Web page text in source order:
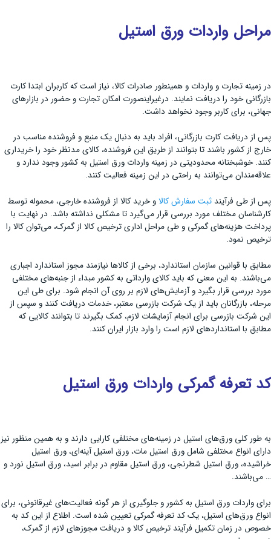
مراحل واردات ورق استیل
در زمینه تجارت و واردات و همینطور صادرات کالا، نیاز است که کاربران ابتدا کارت
بازرگانی خود را دریافت نمایند. درغیراینصورت امکان تجارت و حضور در بازارهای
جهانی، برای کاربر وجود نخواهد داشت.
پس از دریافت کارت بازرگانی، افراد باید به دنبال یک منبع و فروشنده مناسب در
خارج از کشور باشند تا بتوانند از طریق این فروشنده، کالای مدنظر خود را خریداری
کنند. خوشبختانه محدودیتی در زمینه واردات ورق استیل به کشور وجود ندارد و
علاقه‌مندان می‌توانند به راحتی در این زمینه فعالیت کنند.
پس از طی فرآیند ثبت سفارش کالاو خرید کالا از فروشنده خارجی، محموله توسط
کارشناسان مختلف مورد بررسی قرار می‌گیرد تا مشکلی نداشته باشد. در نهایت با
پرداخت هزینه‌های گمرکی و طی مراحل اداری ترخیص کالا از گمرک، می‌توان کالا را
ترخیص نمود.
مطابق با قوانین سازمان استاندارد، برخی از کالاها نیازمند مجوز استاندارد اجباری
می‌باشند. به این معنی که باید کالای وارداتی به کشور مبداء از جنبه‌های مختلفی
مورد بررسی قرار بگیرد و آزمایش‌های لازم بر روی آن انجام شود. برای طی این
مرحله، بازرگانان باید از یک شرکت بازرسی معتبر، خدمات دریافت کنند و سپس از
این شرکت بازرسی برای انجام آزمایشات لازم، کمک بگیرند تا بتوانند کالایی که
مطابق با استانداردهای لازم است را وارد بازار ایران کنند.
کد تعرفه گمرکی واردات ورق استیل
به طور کلی ورق‌های استیل در زمینه‌های مختلفی کارایی دارند و به همین منظور نیز
دارای انواع مختلفی شامل ورق استیل مات، ورق استیل آینه‌ای، ورق استیل
خراشیده، ورق استیل شطرنجی، ورق استیل مقاوم در برابر اسید، ورق استیل نورد و
… می‌باشند.
برای واردات ورق استیل به کشور و جلوگیری از هر گونه فعالیت‌های غیرقانونی، برای
انواع ورق‌های استیل، یک کد تعرفه گمرکی تعیین شده است. اطلاع از این کد به
خصوص در زمان تکمیل فرآیند ترخیص کالا و دریافت مجوزهای لازم از گمرک،